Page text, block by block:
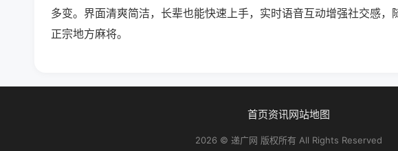
多变。界面清爽简洁，长辈也能快速上手，实时语音互动增强社交感，
正宗地方麻将。
首页资讯网站地图
2026 © 递广网 版权所有 All Rights Reserved